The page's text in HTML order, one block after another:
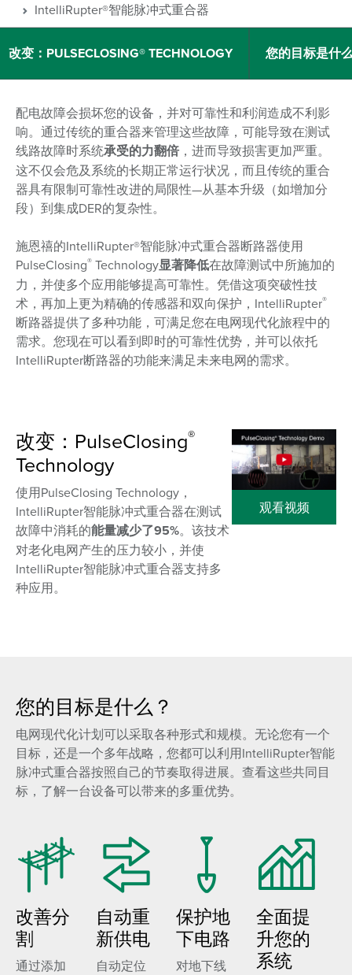
IntelliRupter®智能脉冲式重合器
改变：PULSECLOSING® TECHNOLOGY 您的目标是什
配电故障会损坏您的设备，并对可靠性和利润造成不利影
响。通过传统的重合器来管理这些故障，可能导致在测试
线路故障时系统承受的力翻倍 ，进而导致损害更加严重。
这不仅会危及系统的长期正常运行状况，而且传统的重合
器具有限制可靠性改进的局限性—从基本升级（如增加分
段）到集成DER的复杂性。
施恩禧的IntelliRupter®智能脉冲式重合器断路器使用
PulseClosing® Technology显著降低在故障测试中所施加的
力，并使多个应用能够提高可靠性。凭借这项突破性技
术，再加上更为精确的传感器和双向保护，IntelliRupter®
断路器提供了多种功能，可满足您在电网现代化旅程中的
需求。您现在可以看到即时的可靠性优势，并可以依托
IntelliRupter断路器的功能来满足未来电网的需求。
改变：PulseClosing®
Technology
使用PulseClosing Technology，
IntelliRupter智能脉冲式重合器在测试
故障中消耗的能量减少了95%。该技术
对老化电网产生的压力较小，并使
IntelliRupter智能脉冲式重合器支持多
种应用。
观看视频
您的目标是什么？
电网现代化计划可以采取各种形式和规模。无论您有一个
目标，还是一个多年战略，您都可以利用IntelliRupter智能
脉冲式重合器按照自己的节奏取得进展。查看这些共同目
标，了解一台设备可以带来的多重优势。
改善分
割
通过添加
自动重
新供电
自动定位
保护地
下电路
对地下线
全面提
升您的
系统